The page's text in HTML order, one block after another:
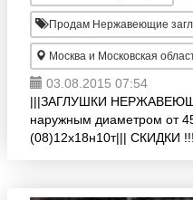
Продам Нержавеющие
Москва и Московская
03.08.2015 07:54
|||ЗАГЛУШКИ
наружным диаметром от
(08)12х18н10т||| СКИДКИ